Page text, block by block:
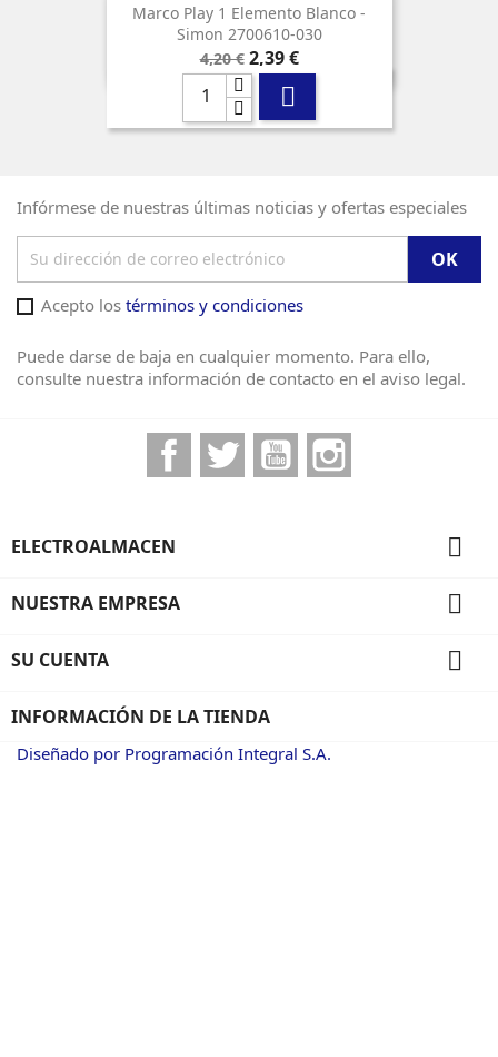
Marco Play 1 Elemento Blanco -
Simon 2700610-030
Precio
base
4,20 € Precio
2,39 €

Infórmese de nuestras últimas noticias y ofertas especiales
Acepto los términos y condiciones
Puede darse de baja en cualquier momento. Para ello,
consulte nuestra información de contacto en el aviso legal.
FacebookTwitter YouTube
ELECTROALMACEN 
NUESTRA EMPRESA 
SU CUENTA 
INFORMACIÓN DE LA TIENDA
Diseñado por Programación Integral S.A.